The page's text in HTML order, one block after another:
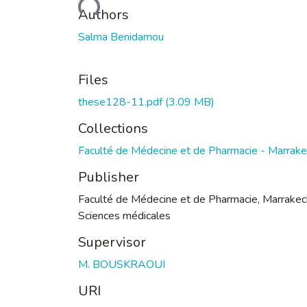
Loading...
Authors
Salma Benidamou
Files
these128-11.pdf(3.09 MB)
Collections
Faculté de Médecine et de Pharmacie -
Publisher
Faculté de Médecine et de Pharmacie,
Sciences médicales
Supervisor
M. BOUSKRAOUI
URI